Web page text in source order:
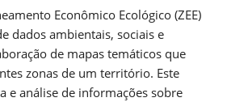
Econômico Ecológico (ZEE)
dados ambientais, sociais e
de mapas temáticos que
zonas de um território. Este
e análise de informações sobre